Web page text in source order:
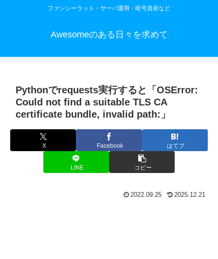
ファンシーラット・サーバ運用・暗号資産など
Awesomeのある日々を求めて
Pythonでrequests実行すると「OSError:
Could not find a suitable TLS CA
certificate bundle, invalid path:」
X Facebook はてブ
LINE コピー
2022.09.25 2025.12.21